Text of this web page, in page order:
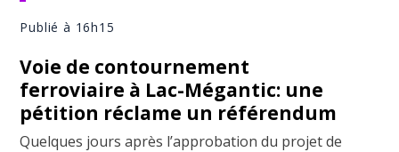
Publié à 16h15
Voie de contournement
ferroviaire à Lac-Mégantic: une
pétition réclame un référendum
Quelques jours après l’approbation du projet de